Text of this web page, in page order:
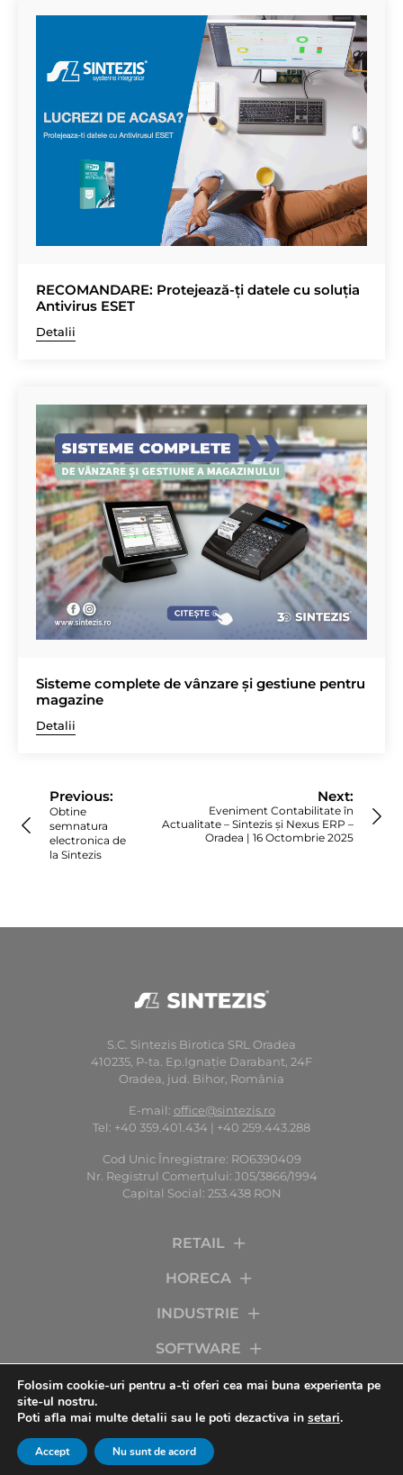
RECOMANDARE: Protejează-ți datele cu soluția
Antivirus ESET
Detalii
Sisteme complete de vânzare și gestiune pentru
magazine
Detalii
articole
Previous:
Obtine
semnatura
electronica de
la Sintezis
Next:
Eveniment Contabilitate în
Actualitate – Sintezis și Nexus ERP –
Oradea | 16 Octombrie 2025
S.C. Sintezis Birotica SRL Oradea
410235, P-ta. Ep.Ignaţie Darabant, 24F
Oradea, jud. Bihor, România
E-mail: office@sintezis.ro
Tel: +40 359.401.434 | +40 259.443.288
Cod Unic Înregistrare: RO6390409
Nr. Registrul Comerţului: J05/3866/1994
Capital Social: 253.438 RON
RETAIL
HORECA
INDUSTRIE
SOFTWARE
SERVICII
COMPANIA
Folosim cookie-uri pentru a-ti oferi cea mai buna experienta pe
site-ul nostru.
Poti afla mai multe detalii sau le poti dezactiva in setari.
Accept Nu sunt de acord